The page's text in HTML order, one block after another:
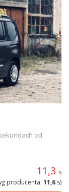
od
11,3 s
producenta: 11,6 s)